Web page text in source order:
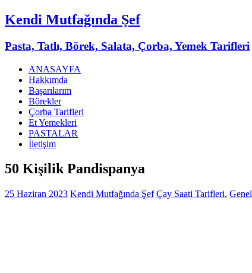
Kendi Mutfağında Şef
Pasta, Tatlı, Börek, Salata, Çorba, Yemek Tarifleri
ANASAYFA
Hakkımda
Başarılarım
Börekler
Çorba Tarifleri
Et Yemekleri
PASTALAR
İletişim
50 Kişilik Pandispanya
25 Haziran 2023 Kendi Mutfağında Şef Çay Saati Tarifleri, Genel